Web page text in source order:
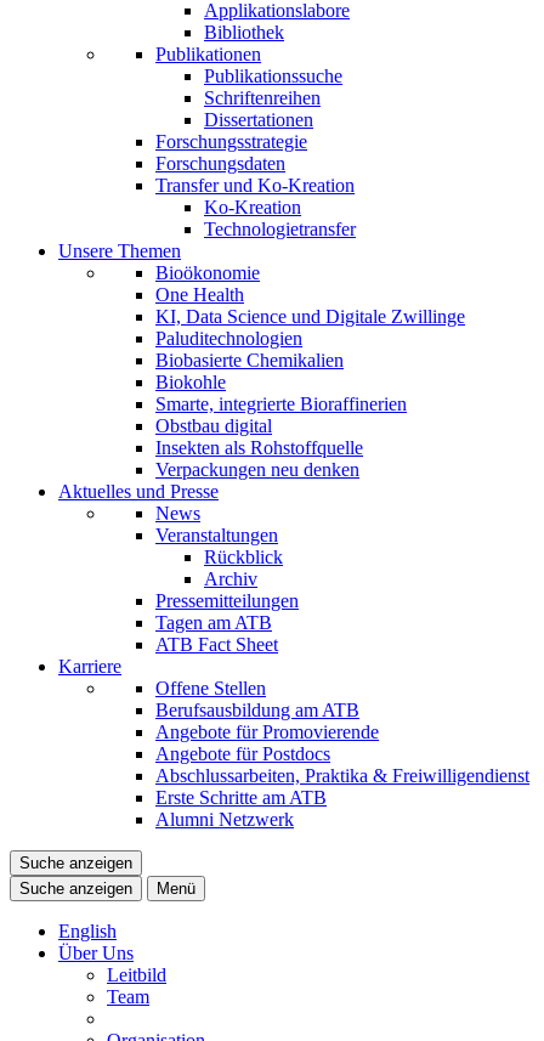
Applikationslabore
Bibliothek
Publikationen
Publikationssuche
Schriftenreihen
Dissertationen
Forschungsstrategie
Forschungsdaten
Transfer und Ko-Kreation
Ko-Kreation
Technologietransfer
Unsere Themen
Bioökonomie
One Health
KI, Data Science und Digitale Zwillinge
Paluditechnologien
Biobasierte Chemikalien
Biokohle
Smarte, integrierte Bioraffinerien
Obstbau digital
Insekten als Rohstoffquelle
Verpackungen neu denken
Aktuelles und Presse
News
Veranstaltungen
Rückblick
Archiv
Pressemitteilungen
Tagen am ATB
ATB Fact Sheet
Karriere
Offene Stellen
Berufsausbildung am ATB
Angebote für Promovierende
Angebote für Postdocs
Abschlussarbeiten, Praktika & Freiwilligendienst
Erste Schritte am ATB
Alumni Netzwerk
Suche anzeigen
Suche anzeigen
Menü
English
Über Uns
Leitbild
Team